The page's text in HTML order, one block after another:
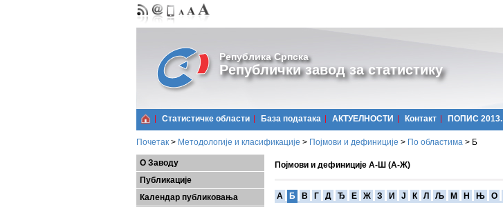
Република Српска
Републички завод за статистику
Статистичке области Базa података АКТУЕЛНОСТИ Контакт ПОПИС 2013.
Почетак > Методологије и класификације > Појмови и дефиниције > По областима > Б
О Заводу
Публикације
Календар публиковања
Појмови и дефиниције А-Ш (А-Ж)
A Б В Г Д Ђ Е Ж З И Ј К Л Љ М Н Њ О